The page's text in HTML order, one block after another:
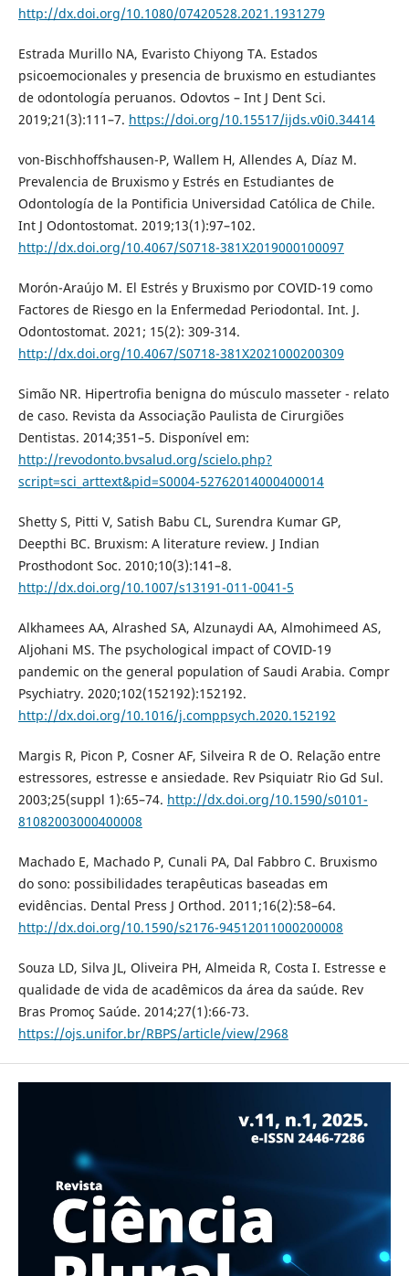
http://dx.doi.org/10.1080/07420528.2021.1931279
Estrada Murillo NA, Evaristo Chiyong TA. Estados
psicoemocionales y presencia de bruxismo en estudiantes
de odontología peruanos. Odovtos – Int J Dent Sci.
2019;21(3):111–7. https://doi.org/10.15517/ijds.v0i0.34414
von-Bischhoffshausen-P, Wallem H, Allendes A, Díaz M.
Prevalencia de Bruxismo y Estrés en Estudiantes de
Odontología de la Pontificia Universidad Católica de Chile.
Int J Odontostomat. 2019;13(1):97–102.
http://dx.doi.org/10.4067/S0718-381X2019000100097
Morón-Araújo M. El Estrés y Bruxismo por COVID-19 como
Factores de Riesgo en la Enfermedad Periodontal. Int. J.
Odontostomat. 2021; 15(2): 309-314.
http://dx.doi.org/10.4067/S0718-381X2021000200309
Simão NR. Hipertrofia benigna do músculo masseter - relato
de caso. Revista da Associação Paulista de Cirurgiões
Dentistas. 2014;351–5. Disponível em:
http://revodonto.bvsalud.org/scielo.php?
script=sci_arttext&pid=S0004-52762014000400014
Shetty S, Pitti V, Satish Babu CL, Surendra Kumar GP,
Deepthi BC. Bruxism: A literature review. J Indian
Prosthodont Soc. 2010;10(3):141–8.
http://dx.doi.org/10.1007/s13191-011-0041-5
Alkhamees AA, Alrashed SA, Alzunaydi AA, Almohimeed AS,
Aljohani MS. The psychological impact of COVID-19
pandemic on the general population of Saudi Arabia. Compr
Psychiatry. 2020;102(152192):152192.
http://dx.doi.org/10.1016/j.comppsych.2020.152192
Margis R, Picon P, Cosner AF, Silveira R de O. Relação entre
estressores, estresse e ansiedade. Rev Psiquiatr Rio Gd Sul.
2003;25(suppl 1):65–74. http://dx.doi.org/10.1590/s0101-
81082003000400008
Machado E, Machado P, Cunali PA, Dal Fabbro C. Bruxismo
do sono: possibilidades terapêuticas baseadas em
evidências. Dental Press J Orthod. 2011;16(2):58–64.
http://dx.doi.org/10.1590/s2176-94512011000200008
Souza LD, Silva JL, Oliveira PH, Almeida R, Costa I. Estresse e
qualidade de vida de acadêmicos da área da saúde. Rev
Bras Promoç Saúde. 2014;27(1):66-73.
https://ojs.unifor.br/RBPS/article/view/2968